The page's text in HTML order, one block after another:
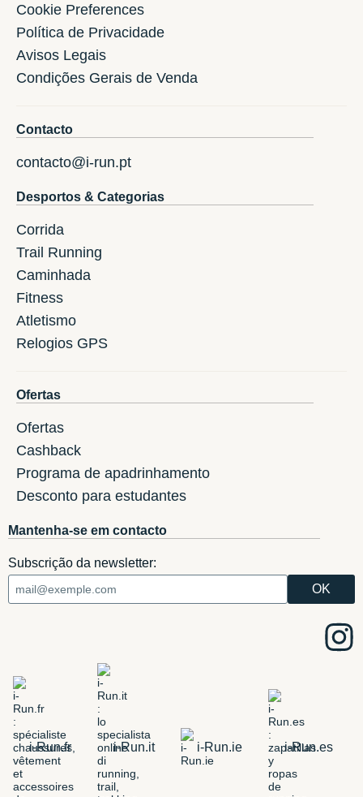
Cookie Preferences
Política de Privacidade
Avisos Legais
Condições Gerais de Venda
Contacto
contacto@i-run.pt
Desportos & Categorias
Corrida
Trail Running
Caminhada
Fitness
Atletismo
Relogios GPS
Ofertas
Ofertas
Cashback
Programa de apadrinhamento
Desconto para estudantes
Mantenha-se em contacto
Subscrição da newsletter:
i-Run.fr i-Run.it i-Run.ie i-Run.es